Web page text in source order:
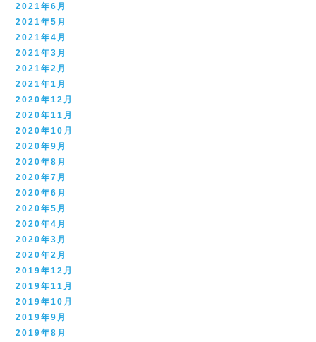
2021年6月
2021年5月
2021年4月
2021年3月
2021年2月
2021年1月
2020年12月
2020年11月
2020年10月
2020年9月
2020年8月
2020年7月
2020年6月
2020年5月
2020年4月
2020年3月
2020年2月
2019年12月
2019年11月
2019年10月
2019年9月
2019年8月